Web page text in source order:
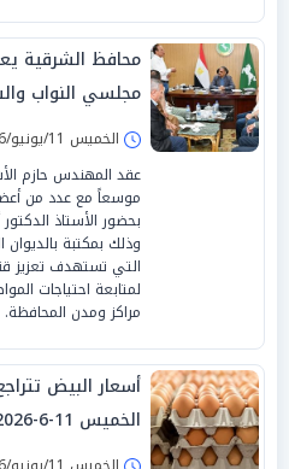
محافظ الشرقية
مجلسي النواب
التنموية
الخميس 11/يونيو/2026 - 05:56 م
عقد المهندس حازم
موسعاً مع عدد من
بحضور الأستاذ
وذلك بمكتبة بالديوان
التي تستهدف تعزيز
لمتابعة احتياجات
مراكز ومدن المحافظة.
الخميس 11-6-2026